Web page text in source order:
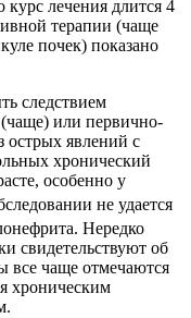
лечения длится 4
терапии (чаще
почек) показано
следствием
(чаще) или первично-
острых явлений с
хронический
особенно у
не удается
Нередко
свидетельствуют об
все чаще отмечаются
хроническим